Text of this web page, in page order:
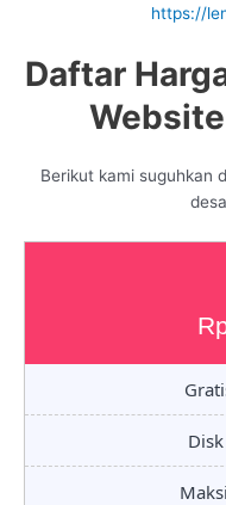
https://
Daftar
Berikut kami suguhkan